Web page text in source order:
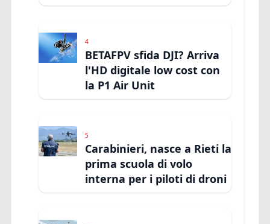
4
BETAFPV sfida DJI? Arriva
l'HD digitale low cost con
la P1 Air Unit
5
Carabinieri, nasce a Rieti la
prima scuola di volo
interna per i piloti di droni